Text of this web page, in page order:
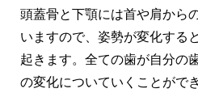
頭蓋骨と下顎には首や肩から
いますので、姿勢が変化する
起きます。全ての歯が自分の
の変化についていくことがで